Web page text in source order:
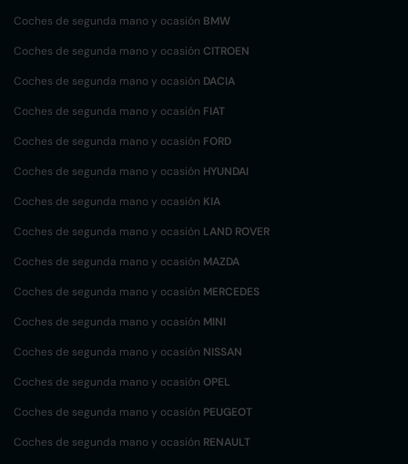
Coches de segunda mano y ocasión BMW
Coches de segunda mano y ocasión CITROEN
Coches de segunda mano y ocasión DACIA
Coches de segunda mano y ocasión FIAT
Coches de segunda mano y ocasión FORD
Coches de segunda mano y ocasión HYUNDAI
Coches de segunda mano y ocasión KIA
Coches de segunda mano y ocasión LAND ROVER
Coches de segunda mano y ocasión MAZDA
Coches de segunda mano y ocasión MERCEDES
Coches de segunda mano y ocasión MINI
Coches de segunda mano y ocasión NISSAN
Coches de segunda mano y ocasión OPEL
Coches de segunda mano y ocasión PEUGEOT
Coches de segunda mano y ocasión RENAULT